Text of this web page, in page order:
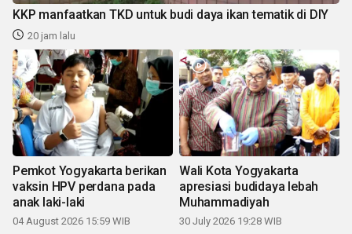
KKP manfaatkan TKD untuk budi daya ikan tematik di DIY
20 jam lalu
Pemkot Yogyakarta berikan
vaksin HPV perdana pada
anak laki-laki
04 August 2026 15:59 WIB
Wali Kota Yogyakarta
apresiasi budidaya lebah
Muhammadiyah
30 July 2026 19:28 WIB